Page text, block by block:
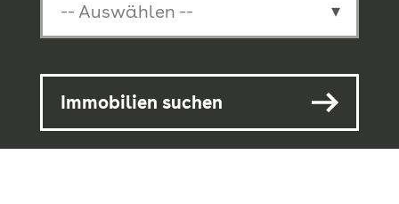
-- Auswählen --
Immobilien suchen